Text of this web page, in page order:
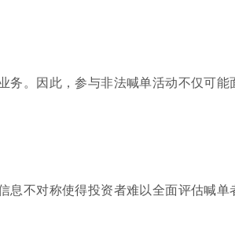
务。因此，参与非法喊单活动不仅可能
息不对称使得投资者难以全面评估喊单